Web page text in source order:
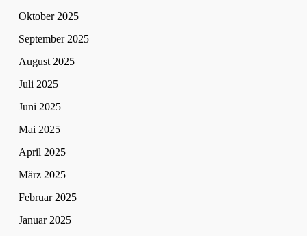
Oktober 2025
September 2025
August 2025
Juli 2025
Juni 2025
Mai 2025
April 2025
März 2025
Februar 2025
Januar 2025